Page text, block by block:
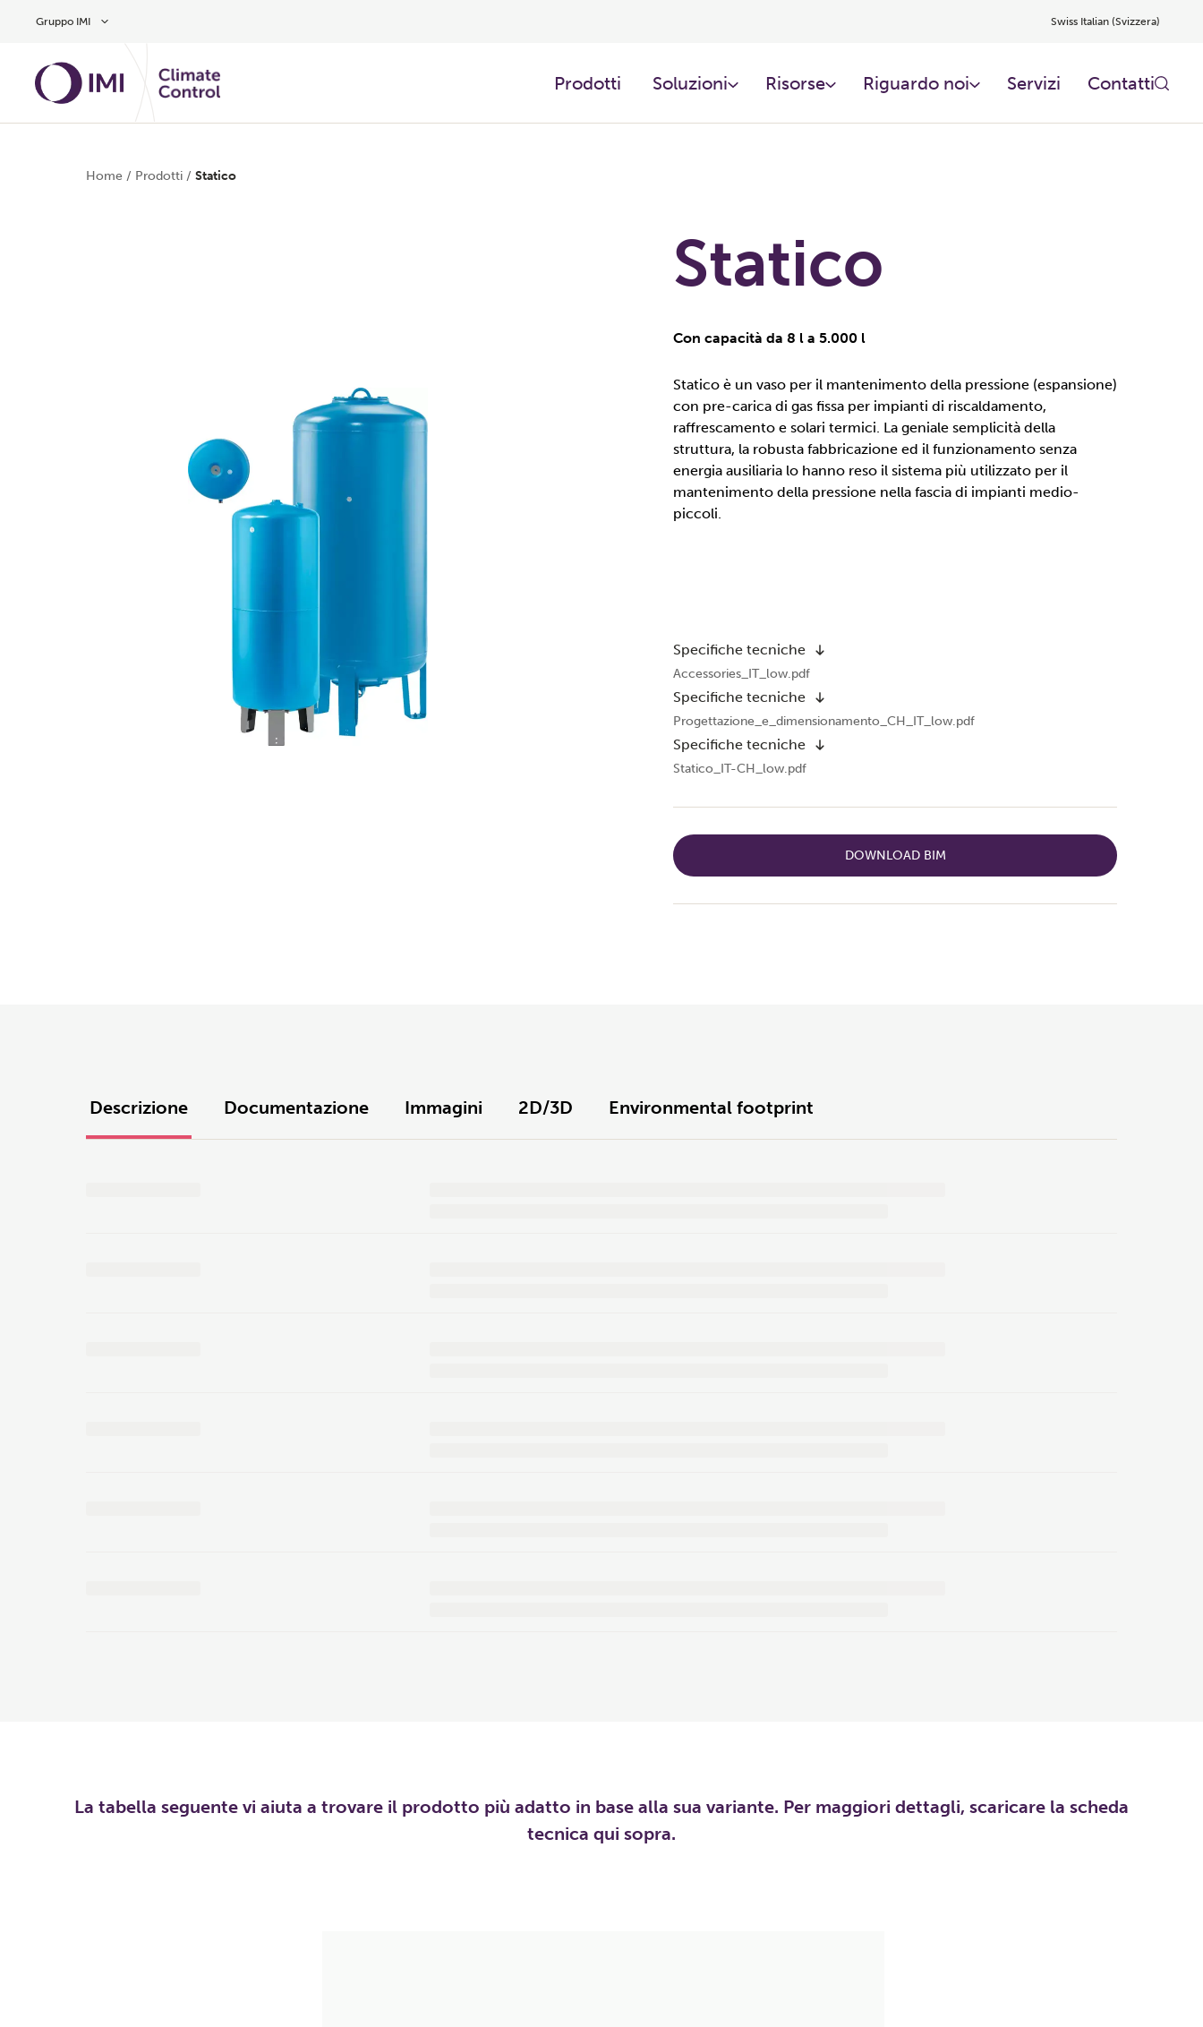
Gruppo IMI Swiss Italian (Svizzera)
Prodotti ​ Soluzioni Risorse Riguardo noi​ Servizi Contatti
Home / Prodotti / Statico
Statico
Con capacità da 8 l a 5.000 l
Statico è un vaso per il mantenimento della pressione (espansione)
con pre-carica di gas fissa per impianti di riscaldamento,
raffrescamento e solari termici. La geniale semplicità della
struttura, la robusta fabbricazione ed il funzionamento senza
energia ausiliaria lo hanno reso il sistema più utilizzato per il
mantenimento della pressione nella fascia di impianti medio-
piccoli.
Specifiche tecniche
Accessories_IT_low.pdf
Specifiche tecniche
Progettazione_e_dimensionamento_CH_IT_low.pdf
Specifiche tecniche
Statico_IT-CH_low.pdf
DOWNLOAD BIM
Descrizione Documentazione Immagini 2D/3D Environmental footprint
La tabella seguente vi aiuta a trovare il prodotto più adatto in base alla sua variante. Per maggiori dettagli, scaricare la scheda
tecnica qui sopra.